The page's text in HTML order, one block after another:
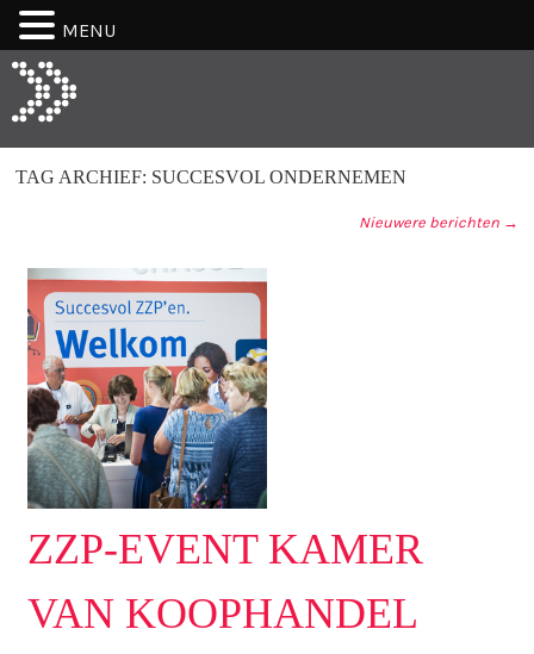
TAG ARCHIEF: SUCCESVOL ONDERNEMEN
BERICHT NAVIGATIE
Nieuwere berichten →
ZZP-EVENT KAMER
VAN KOOPHANDEL
MENU